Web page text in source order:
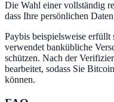
Die Wahl einer vollständig
dass Ihre persönlichen
Paybis beispielsweise
verwendet bankübliche
schützen. Nach der
bearbeitet, sodass Sie
können.